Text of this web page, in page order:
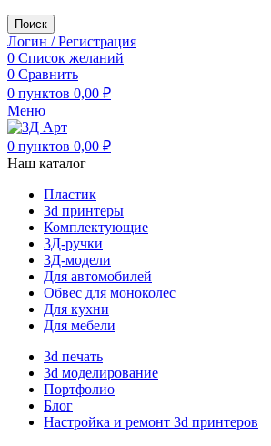
Поиск
Логин / Регистрация
0 Список желаний
0 Сравнить
0 пунктов 0,00 ₽
Меню
0 пунктов 0,00 ₽
Наш каталог
Пластик
3d принтеры
Комплектующие
3Д-ручки
3Д-модели
Для автомобилей
Обвес для моноколес
Для кухни
Для мебели
3d печать
3d моделирование
Портфолио
Блог
Настройка и ремонт 3d принтеров